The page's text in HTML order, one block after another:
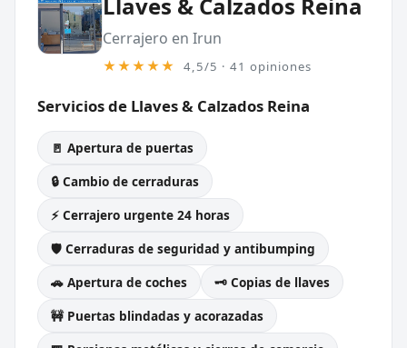
Cerrajero en Irun
★★★★★ 4,5/5 · 41 opiniones
Servicios de Llaves & Calzados Reina
🚪 Apertura de puertas
🔒 Cambio de cerraduras
⚡ Cerrajero urgente 24 horas
🛡️ Cerraduras de seguridad y antibumping
🚗 Apertura de coches
🗝️ Copias de llaves
🚧 Puertas blindadas y acorazadas